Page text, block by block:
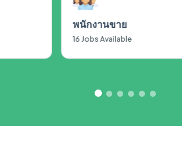
พนักงานขาย
16Jobs Available